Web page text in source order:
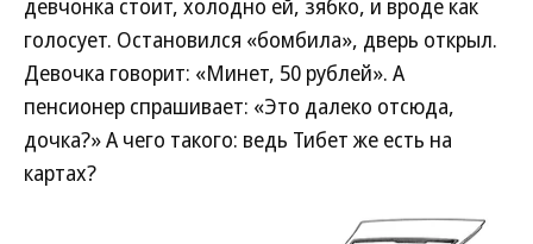
девчонка стоит, холодно ей, зябко, и вроде как
голосует. Остановился «бомбила», дверь открыл.
Девочка говорит: «Минет, 50 рублей». А
пенсионер спрашивает: «Это далеко отсюда,
дочка?» А чего такого: ведь Тибет же есть на
картах?